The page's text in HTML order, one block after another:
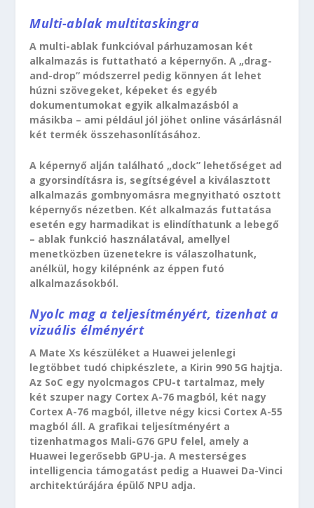
Multi-ablak multitaskingra
A multi-ablak funkcióval párhuzamosan két
alkalmazás is futtatható a képernyőn. A „drag-
and-drop” módszerrel pedig könnyen át lehet
húzni szövegeket, képeket és egyéb
dokumentumokat egyik alkalmazásból a
másikba – ami például jól jöhet online vásárlásnál
két termék összehasonlításához.
A képernyő alján található „dock” lehetőséget ad
a gyorsindításra is, segítségével a kiválasztott
alkalmazás gombnyomásra megnyitható osztott
képernyős nézetben. Két alkalmazás futtatása
esetén egy harmadikat is elindíthatunk a lebegő
– ablak funkció használatával, amellyel
menetközben üzenetekre is válaszolhatunk,
anélkül, hogy kilépnénk az éppen futó
alkalmazásokból.
Nyolc mag a teljesítményért, tizenhat a
vizuális élményért
A Mate Xs készüléket a Huawei jelenlegi
legtöbbet tudó chipkészlete, a Kirin 990 5G hajtja.
Az SoC egy nyolcmagos CPU-t tartalmaz, mely
két szuper nagy Cortex A-76 magból, két nagy
Cortex A-76 magból, illetve négy kicsi Cortex A-55
magból áll. A grafikai teljesítményért a
tizenhatmagos Mali-G76 GPU felel, amely a
Huawei legerősebb GPU-ja. A mesterséges
intelligencia támogatást pedig a Huawei Da-Vinci
architektúrájára épülő NPU adja.